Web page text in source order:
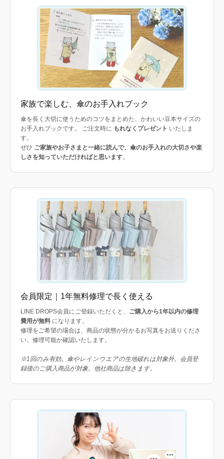
家族で楽しむ、傘のお手入れブック
傘を長く大切に使うためのコツをまとめた、かわいい豆本サイズの
お手入れブックです。 ご注文時に もれなくプレゼント いたしま
す。
ぜひ ご家族やお子さまと一緒に読んで、傘のお手入れの大切さや楽
しさを知っていただければと思います。
会員限定｜1年無料修理で長く使える
LINE DROPS会員にご登録いただくと、 ご購入から1年以内の修理
費用が無料 になります。
修理をご希望の場合は、商品の状態が分かるお写真をお送りくださ
い。修理可能か確認いたします。
※1回のみ有効。傘やレインウエアの生地破れは対象外。会員登
録後のご購入商品が対象。他社商品は除きます。